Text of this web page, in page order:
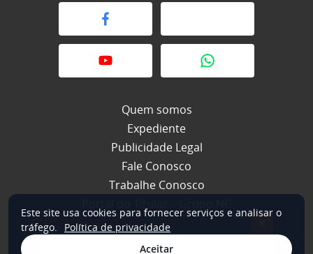
Quem somos
Expediente
Publicidade Legal
Fale Conosco
Trabalhe Conosco
Este site usa cookies para fornecer serviços e analisar o
tráfego.
Política de privacidade
Aceitar